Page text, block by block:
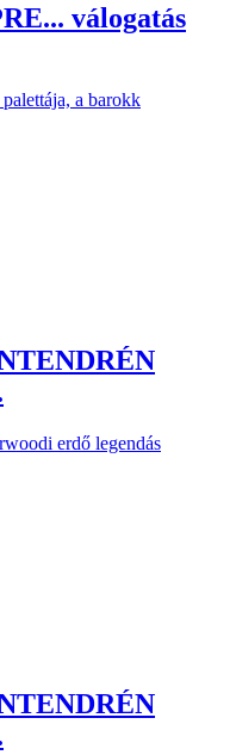
válogatás
a barokk
erdő legendás